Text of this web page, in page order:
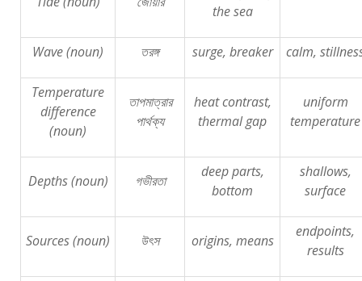
the sea
Wave (noun) তরঙ্গ surge, breaker calm,
Temperature
difference
(noun)
তাপমাত্রার
পার্থক্য
heat contrast,
thermal gap
uniform
temperature
Depths (noun) গভীরতা
deep parts,
bottom
shallows,
surface
Sources (noun) উৎস origins, means
endpoints,
results